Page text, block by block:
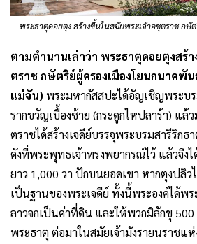
พระธาตุดอยตุง สร้างขึ้นในสมัยพระเจ้าอชุตราช กษั
ตามตำนานเล่าว่า พระธาตุดอยตุงสร้
ตราช กษัตริย์ผู้ครองเมืองโยนกนาคพั
แม่จัน) พระมหากัสสปะได้อัญเชิญพระบ
รากขวัญเบื้องซ้าย (กระดูกไหปลาร้า) แล้
ตราชได้สร้างเจดีย์บรรจุพระบรมสารีริก
ดังที่พระพุทธเจ้าทรงพยากรณ์ไว้ แล้วจึงไ
ยาว 1,000 วา ปักบนยอดเขา หากตุงปลิ
เป็นฐานของพระเจดีย์ ทั้งนี้พระองค์ได้พ
ลาวจกเป็นค่าที่ดิน และให้พวกมิลักขุ
พระธาตุ ต่อมาในสมัยเจ้ามังรายนราชแ